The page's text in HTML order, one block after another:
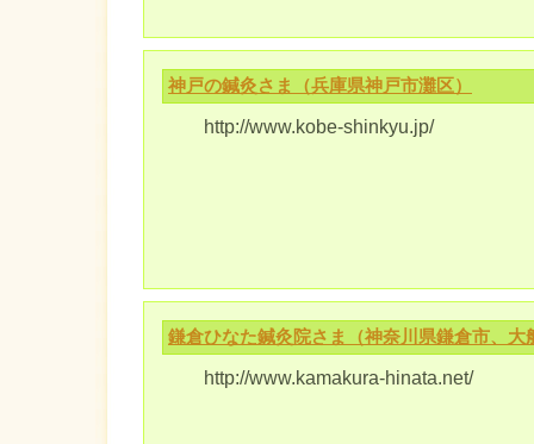
神戸の鍼灸さま（兵庫県神戸市灘区）
http://www.kobe-shinkyu.jp/
鎌倉ひなた鍼灸院さま（神奈川県鎌倉市、大
http://www.kamakura-hinata.net/